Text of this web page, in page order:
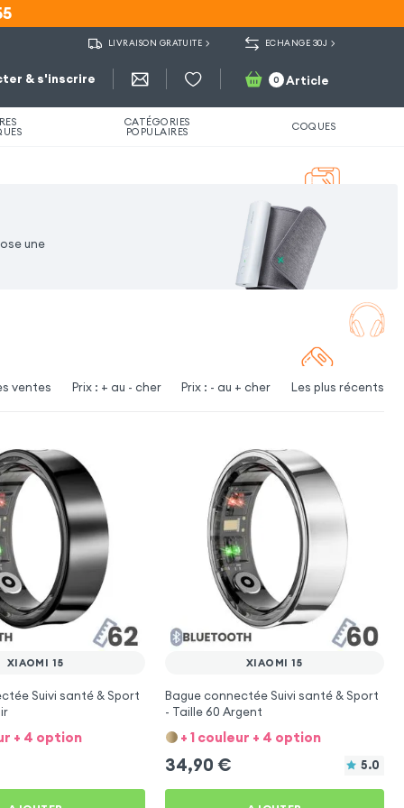
LIVRAISON GRATUITE ECHANGE 30J
& s'inscrire 0 Article
CATÉGORIES
POPULAIRES COQUES
une
ventes Prix : + au - cher Prix : - au + cher Les plus récents
XIAOMI 15
Suivi santé & Sport
+ 4 option
XIAOMI 15
Bague connectée Suivi santé & Sport
- Taille 60 Argent
+ 1 couleur + 4 option
34,90 € 5.0